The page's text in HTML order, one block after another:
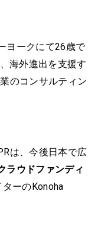
ヨークにて26歳で
海外進出を支援す
のコンサルティン
は、今後日本で広
ラウドファンディ
ターのKonoha